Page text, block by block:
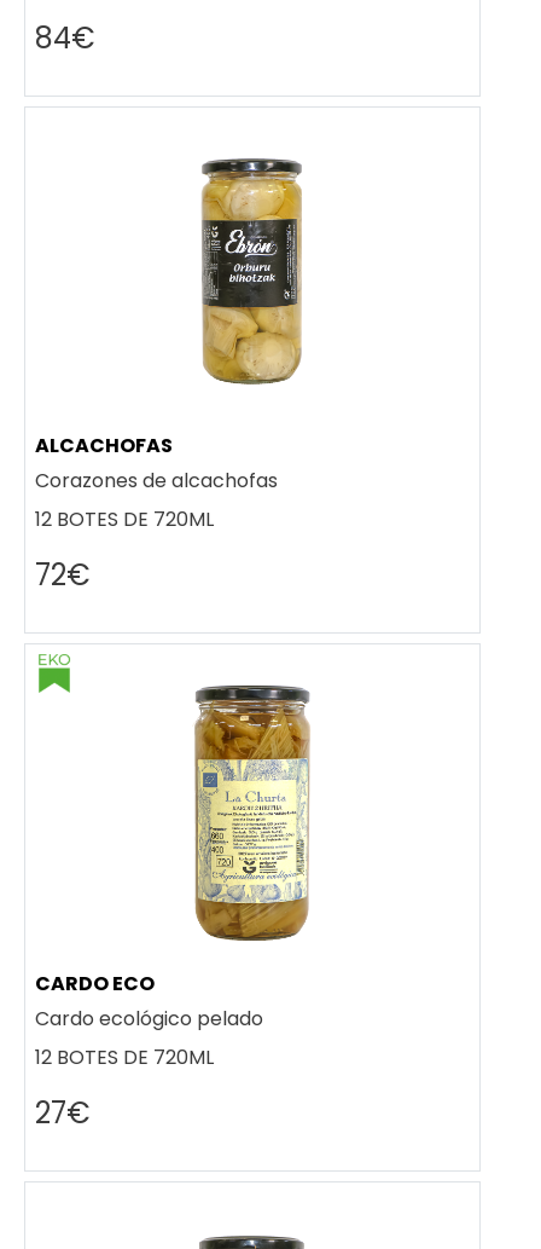
84€
ALCACHOFAS
Corazones de alcachofas
12 BOTES DE 720ML
72€
CARDO ECO
Cardo ecológico pelado
12 BOTES DE 720ML
27€